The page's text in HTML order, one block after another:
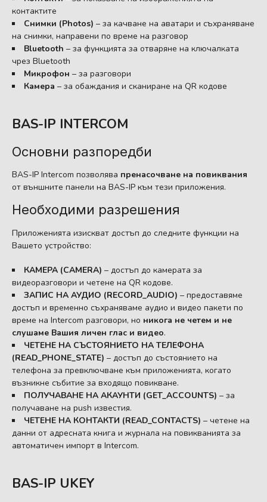
контактите
Снимки (Photos) – за качване на аватари и съхраняване
на снимки, направени по време на разговор
Bluetooth – за функцията за отваряне на ключалката
чрез Bluetooth
Микрофон – за разговори
Камера – за обаждания и сканиране на QR кодове
BAS-IP INTERCOM
Основни разпоредби
BAS-IP Intercom позволява пренасочване на повиквания
от външните панели на BAS-IP към тези приложения.
Необходими разрешения
Приложенията изискват достъп до следните функции на
Вашето устройство:
КАМЕРА (CAMERA) – достъп до камерата за
видеоразговори и четене на QR кодове.
ЗАПИС НА АУДИО (RECORD_AUDIO) – предоставяме
достъп и временно съхраняваме аудио и видео пакети по
време на Intercom разговори, но никога не четем и не
слушаме Вашия личен глас и видео.
ЧЕТЕНЕ НА СЪСТОЯНИЕТО НА ТЕЛЕФОНА
(READ_PHONE_STATE) – достъп до състоянието на
телефона за превключване към приложенията, когато
възникне събитие за входящо повикване.
ПОЛУЧАВАНЕ НА АКАУНТИ (GET_ACCOUNTS) – за
получаване на push известия.
ЧЕТЕНЕ НА КОНТАКТИ (READ_CONTACTS) – четене на
данни от адресната книга и журнала на повикванията за
автоматичен импорт в Intercom.
BAS-IP UKEY